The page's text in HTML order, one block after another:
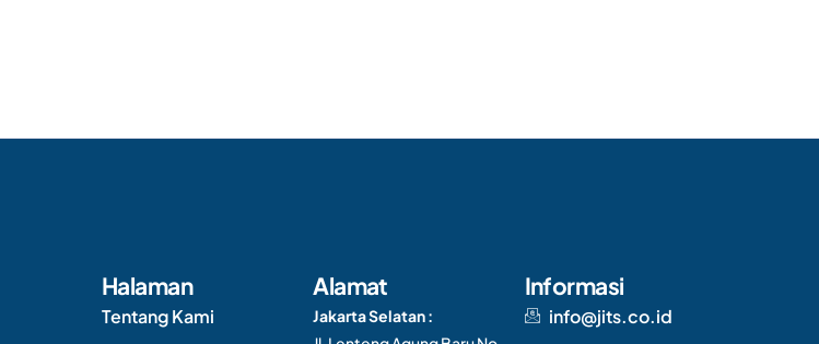
Halaman
Tentang Kami
Alamat
Jakarta Selatan :
Informasi
info@jits.co.id